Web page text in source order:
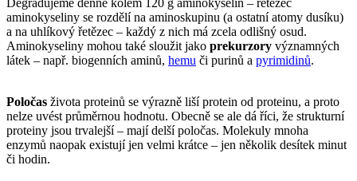
Degradujeme denně kolem 120 g aminokyselin – řetězec
aminokyseliny se rozdělí na aminoskupinu (a ostatní atomy dusíku)
a na uhlíkový řetězec – každý z nich má zcela odlišný osud.
Aminokyseliny mohou také sloužit jako prekurzory významných
látek – např. biogenních aminů, hemu či purinů a pyrimidinů.
Poločas života proteinů se výrazně liší protein od proteinu, a proto
nelze uvést průměrnou hodnotu. Obecně se ale dá říci, že strukturní
proteiny jsou trvalejší – mají delší poločas. Molekuly mnoha
enzymů naopak existují jen velmi krátce – jen několik desítek minut
či hodin.